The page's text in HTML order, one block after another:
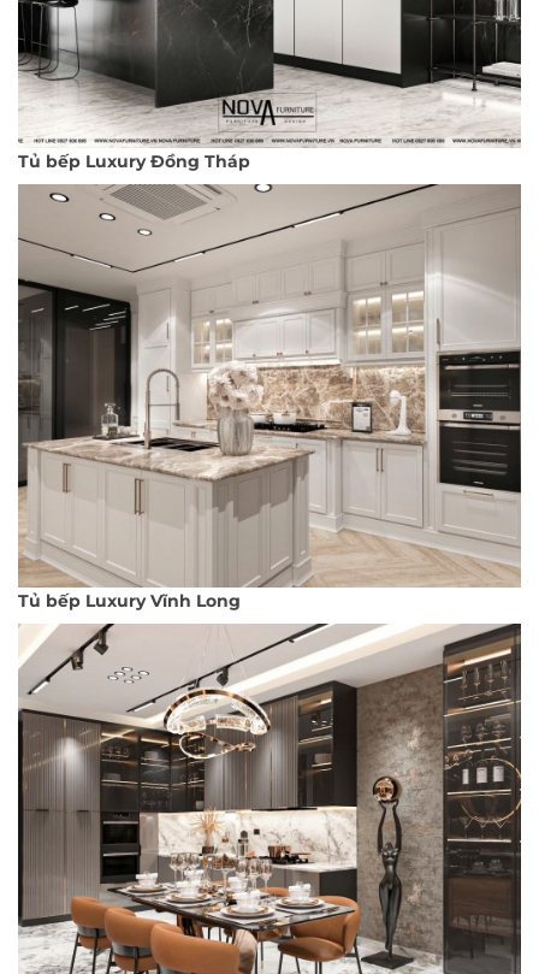
Tủ bếp Luxury Đồng Tháp
Tủ bếp Luxury Vĩnh Long